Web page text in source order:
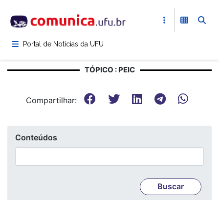
para
conteúdoPortal de Notícias da UFU
TÓPICO : PEIC
Compartilhar:
Conteúdos